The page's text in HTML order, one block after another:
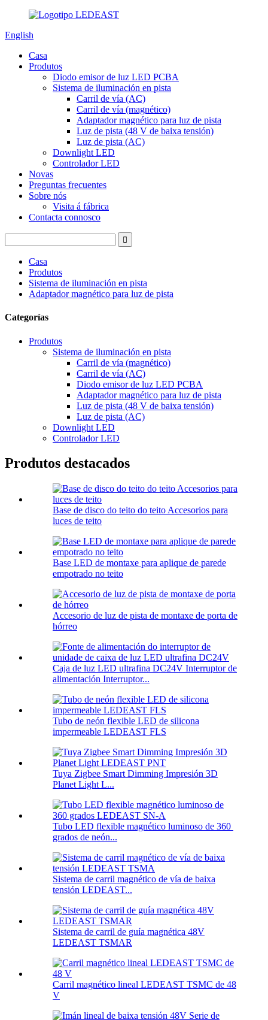
English
Casa
Produtos
Diodo emisor de luz LED PCBA
Sistema de iluminación en pista
Carril de vía (AC)
Carril de vía (magnético)
Adaptador magnético para luz de pista
Luz de pista (48 V de baixa tensión)
Luz de pista (AC)
Downlight LED
Controlador LED
Novas
Preguntas frecuentes
Sobre nós
Visita á fábrica
Contacta connosco
Casa
Produtos
Sistema de iluminación en pista
Adaptador magnético para luz de pista
Categorías
Produtos
Sistema de iluminación en pista
Carril de vía (magnético)
Carril de vía (AC)
Diodo emisor de luz LED PCBA
Adaptador magnético para luz de pista
Luz de pista (48 V de baixa tensión)
Luz de pista (AC)
Downlight LED
Controlador LED
Produtos destacados
Base de disco do teito do teito Accesorios para
luces de teito
Base LED de montaxe para aplique de parede
empotrado no teito
Accesorio de luz de pista de montaxe de porta de
hórreo
Caja de luz LED ultrafina DC24V Interruptor de
alimentación Interruptor...
Tubo de neón flexible LED de silicona
impermeable LEDEAST FLS
Tuya Zigbee Smart Dimming Impresión 3D
Planet Light L...
Tubo LED flexible magnético luminoso de 360 ​​
grados de neón...
Sistema de carril magnético de vía de baixa
tensión LEDEAST...
Sistema de carril de guía magnética 48V
LEDEAST TSMAR
Carril magnético lineal LEDEAST TSMC de 48
V